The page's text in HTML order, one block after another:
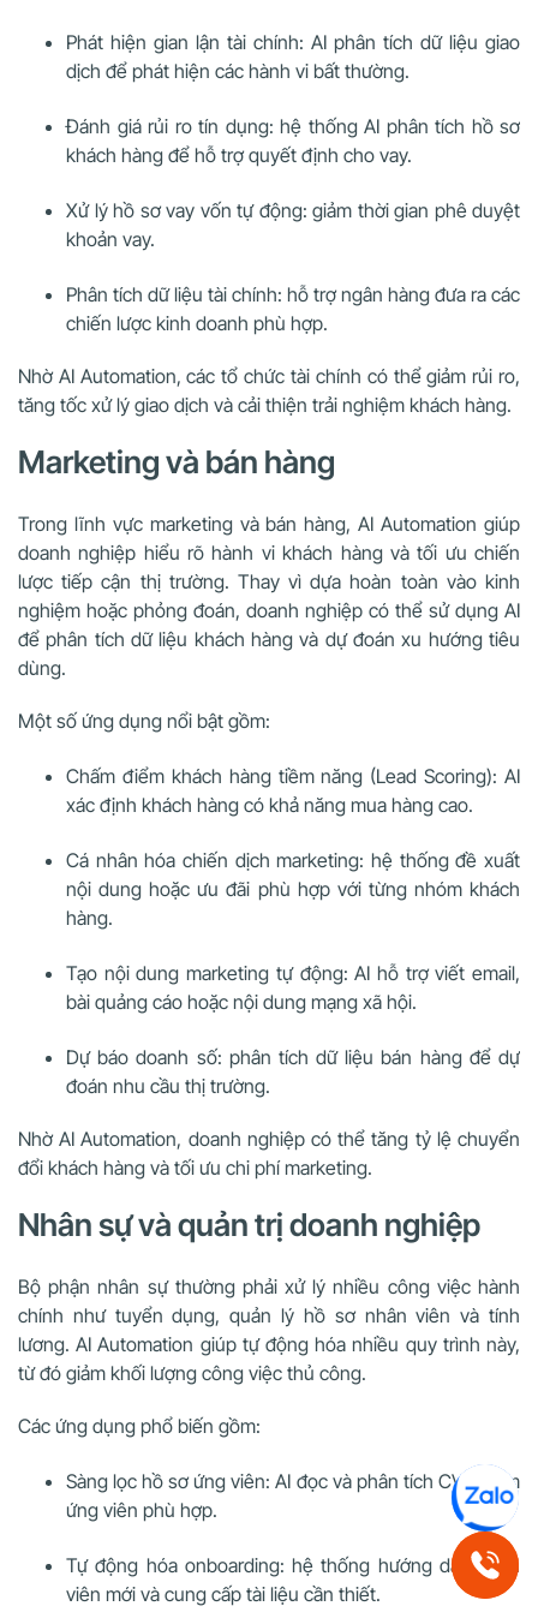
Phát hiện gian lận tài chính: AI phân tích dữ liệu giao
dịch để phát hiện các hành vi bất thường.
Đánh giá rủi ro tín dụng: hệ thống AI phân tích hồ sơ
khách hàng để hỗ trợ quyết định cho vay.
Xử lý hồ sơ vay vốn tự động: giảm thời gian phê duyệt
khoản vay.
Phân tích dữ liệu tài chính: hỗ trợ ngân hàng đưa ra các
chiến lược kinh doanh phù hợp.
Nhờ AI Automation, các tổ chức tài chính có thể giảm rủi ro,
tăng tốc xử lý giao dịch và cải thiện trải nghiệm khách hàng.
Marketing và bán hàng
Trong lĩnh vực marketing và bán hàng, AI Automation giúp
doanh nghiệp hiểu rõ hành vi khách hàng và tối ưu chiến
lược tiếp cận thị trường. Thay vì dựa hoàn toàn vào kinh
nghiệm hoặc phỏng đoán, doanh nghiệp có thể sử dụng AI
để phân tích dữ liệu khách hàng và dự đoán xu hướng tiêu
dùng.
Một số ứng dụng nổi bật gồm:
Chấm điểm khách hàng tiềm năng (Lead Scoring): AI
xác định khách hàng có khả năng mua hàng cao.
Cá nhân hóa chiến dịch marketing: hệ thống đề xuất
nội dung hoặc ưu đãi phù hợp với từng nhóm khách
hàng.
Tạo nội dung marketing tự động: AI hỗ trợ viết email,
bài quảng cáo hoặc nội dung mạng xã hội.
Dự báo doanh số: phân tích dữ liệu bán hàng để dự
đoán nhu cầu thị trường.
Nhờ AI Automation, doanh nghiệp có thể tăng tỷ lệ chuyển
đổi khách hàng và tối ưu chi phí marketing.
Nhân sự và quản trị doanh nghiệp
Bộ phận nhân sự thường phải xử lý nhiều công việc hành
chính như tuyển dụng, quản lý hồ sơ nhân viên và tính
lương. AI Automation giúp tự động hóa nhiều quy trình này,
từ đó giảm khối lượng công việc thủ công.
Các ứng dụng phổ biến gồm:
Sàng lọc hồ sơ ứng viên: AI đọc và phân tích CV để tìm
ứng viên phù hợp.
Tự động hóa onboarding: hệ thống hướng dẫn nhân
viên mới và cung cấp tài liệu cần thiết.